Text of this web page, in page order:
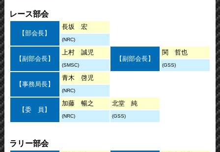
レース部会
【部会長】
長坂 宏
(NRC)
【副部会長】
上村 誠児
【副部会長】
関 哲也
(SMSC) (GSS)
【事務局長】
青木 啓児
(NRC)
【委 員】
加藤 暢之 北堂 純
(NRC) (GSS)
ラリー部会